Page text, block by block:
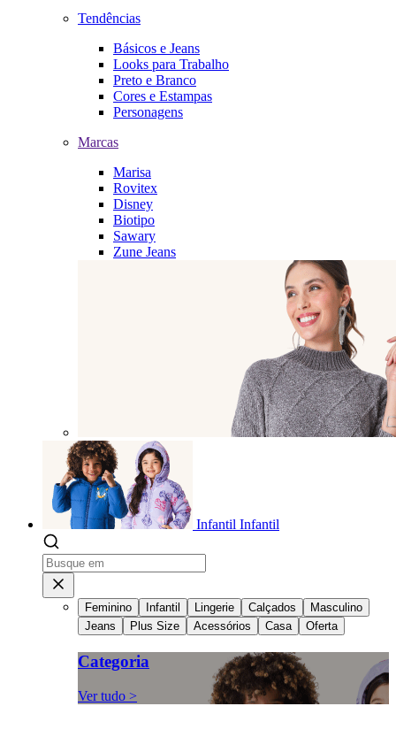
Tendências
Básicos e Jeans
Looks para Trabalho
Preto e Branco
Cores e Estampas
Personagens
Marcas
Marisa
Rovitex
Disney
Biotipo
Sawary
Zune Jeans
Infantil Infantil
Feminino Infantil Lingerie Calçados
Masculino
Jeans
Plus Size Acessórios Casa Oferta
Categoria
Ver tudo >